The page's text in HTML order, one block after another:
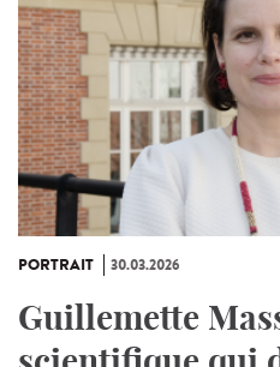
PORTRAIT 30.03.2026
Guillemette